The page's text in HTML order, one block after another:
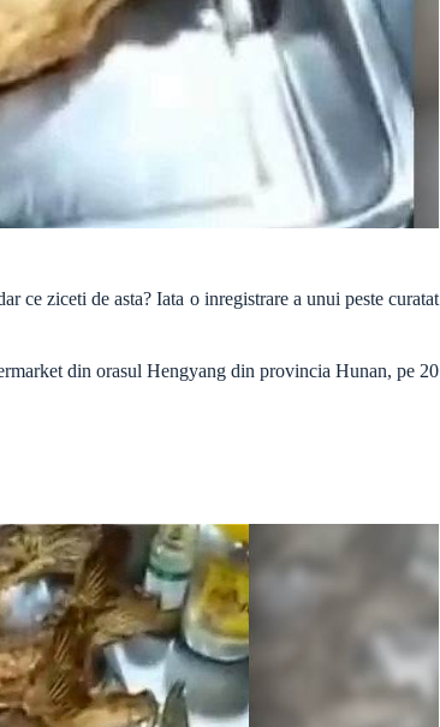
ce ziceti de asta? Iata o inregistrare a unui peste curatat
din orasul Hengyang din provincia Hunan, pe 20